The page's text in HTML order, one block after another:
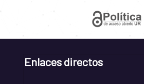
Enlaces directos